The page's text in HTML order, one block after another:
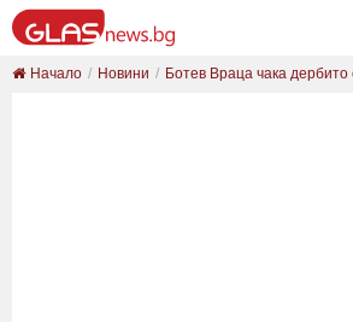
Начало Новини Ботев Враца чака